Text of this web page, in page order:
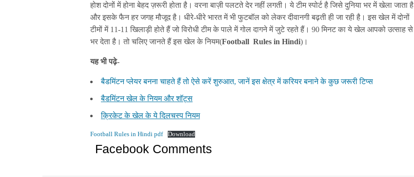
होश दोनों में होना बेहद ज़रूरी होता है। वरना बाज़ी पलटते देर नहीं लगती। ये टीम स्पोर्ट है जिसे दुनिया भर में खेला जाता है
और इसके फैन हर जगह मौजूद है। धीरे-धीरे भारत में भी फुटबॉल को लेकर दीवानगी बढ़ती ही जा रही है। इस खेल में दोनों
टीमों में 11-11 खिलाड़ी होते हैं जो विरोधी टीम के पाले में गोल दागने में जुटे रहते हैं। 90 मिनट का ये खेल आपको उत्साह से
भर देता है। तो चलिए जानते हैं इस खेल के नियम(Football Rules in Hindi)।
यह भी पढ़े-
बैडमिंटन प्लेयर बनना चाहते हैं तो ऐसे करें शुरुआत, जानें इस क्षेत्र में करियर बनाने के कुछ जरूरी टिप्स
बैडमिंटन खेल के नियम और शॉट्स
क्रिकेट के खेल के ये दिलचस्प नियम
Football Rules in Hindi pdf Download
Facebook Comments